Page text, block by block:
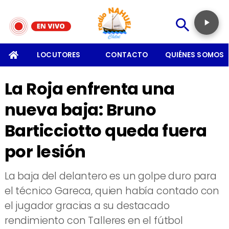
LOCUTORES CONTACTO QUIÉNES SOMOS
La Roja enfrenta una
nueva baja: Bruno
Barticciotto queda fuera
por lesión
La baja del delantero es un golpe duro para
el técnico Gareca, quien había contado con
el jugador gracias a su destacado
rendimiento con Talleres en el fútbol